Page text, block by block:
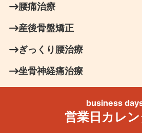
腰痛治療
産後骨盤矯正
ぎっくり腰治療
坐骨神経痛治療
営業日カレ
business